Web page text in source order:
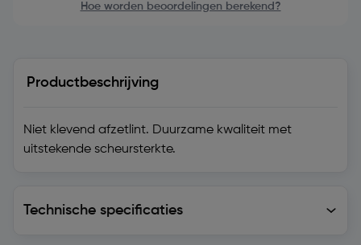
Hoe worden beoordelingen berekend?
Productbeschrijving
Niet klevend afzetlint. Duurzame kwaliteit met
uitstekende scheursterkte.
Technische specificaties